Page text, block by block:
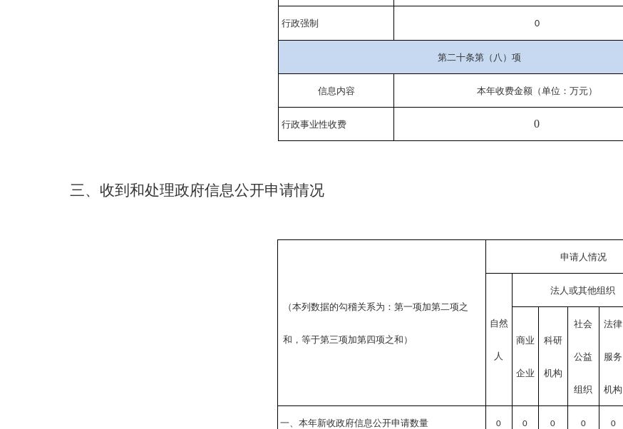
行政强制 0
第二十条第（八）项
信息内容 本年收费金额（单位：万元）
行政事业性收费 0
三、收到和处理政府信息公开申请情况
（本列数据的勾稽关系为：第一项加第二项之
和，等于第三项加第四项之和）
申请人情况
自然
人
法人或其他组织
商业
企业
科研
机构
社会
公益
组织
法律
服务
机构
一、本年新收政府信息公开申请数量 0 0 0 0 0